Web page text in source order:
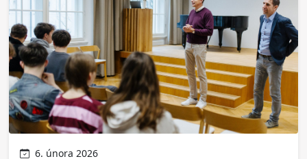
6. února 2026